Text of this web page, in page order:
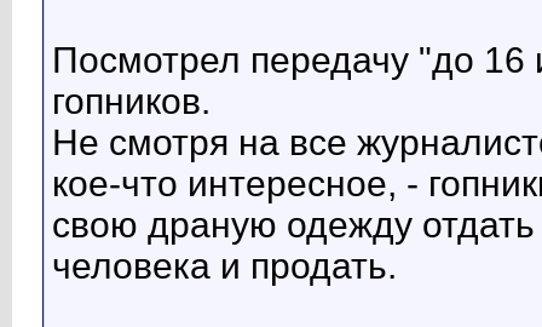
Посмотрел передачу "до
гопников.
Не смотря на все
кое-что интересное, -
свою драную одежду
человека и продать.